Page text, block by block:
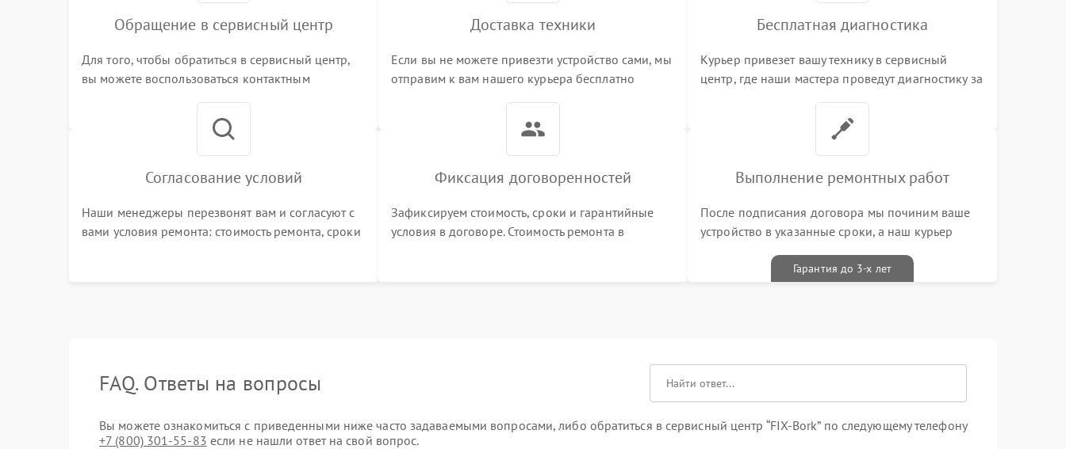
Обращение в сервисный центр
Для того, чтобы обратиться в сервисный центр,
вы можете воспользоваться контактным
номер телефона на сайте
Доставка техники
Если вы не можете привезти устройство сами, мы
отправим к вам нашего курьера бесплатно
Бесплатная диагностика
Курьер привезет вашу технику в сервисный
центр, где наши мастера проведут диагностику за
Согласование условий
Наши менеджеры перезвонят вам и согласуют с
вами условия ремонта: стоимость ремонта, сроки
Фиксация договоренностей
Зафиксируем стоимость, сроки и гарантийные
условия в договоре. Стоимость ремонта в
Выполнение ремонтных работ
После подписания договора мы починим ваше
устройство в указанные сроки, а наш курьер
талоном бесплатноГарантия до 3-х лет
FAQ. Ответы на вопросы
Вы можете ознакомиться с приведенными ниже часто задаваемыми вопросами, либо обратиться в сервисный центр “FIX-Bork” по следующему телефону
+7 (800) 301-55-83 если не нашли ответ на свой вопрос.